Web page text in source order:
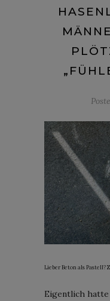
Lieber Beton als Pastell?
Eigentlich